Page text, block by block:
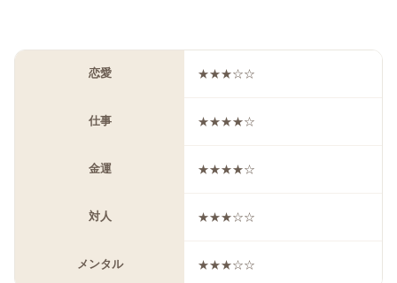
恋愛 ★★★☆☆
仕事 ★★★★☆
金運 ★★★★☆
対人 ★★★☆☆
メンタル ★★★☆☆